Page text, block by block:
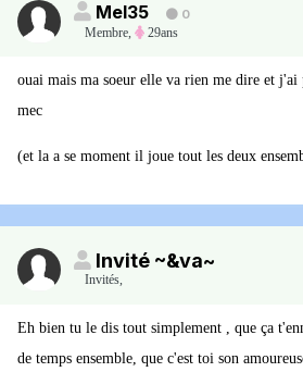
Mel35
0
Membre, 29ans
ouai mais ma soeur elle va rien me dire et j'ai
mec
(et la a se moment il joue tout les deux
Invité ~&va~
Invités,
Eh bien tu le dis tout simplement , que ça
de temps ensemble, que c'est toi son